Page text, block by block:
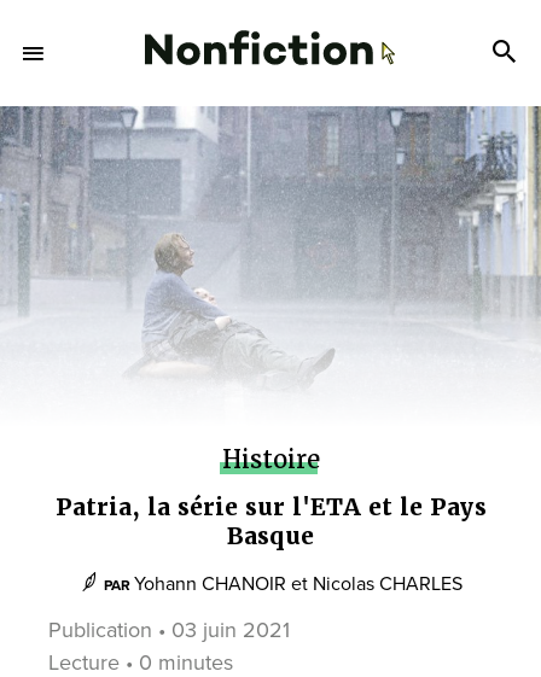
Histoire
Patria, la série sur l'ETA et le Pays
Basque
PAR Yohann CHANOIR et Nicolas CHARLES
Publication • 03 juin 2021
Lecture • 0 minutes